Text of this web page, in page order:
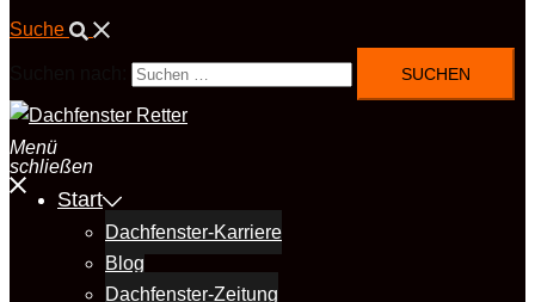
Suche
Menü
schließen
Start
Dachfenster-Karriere
Blog
Dachfenster-Zeitung